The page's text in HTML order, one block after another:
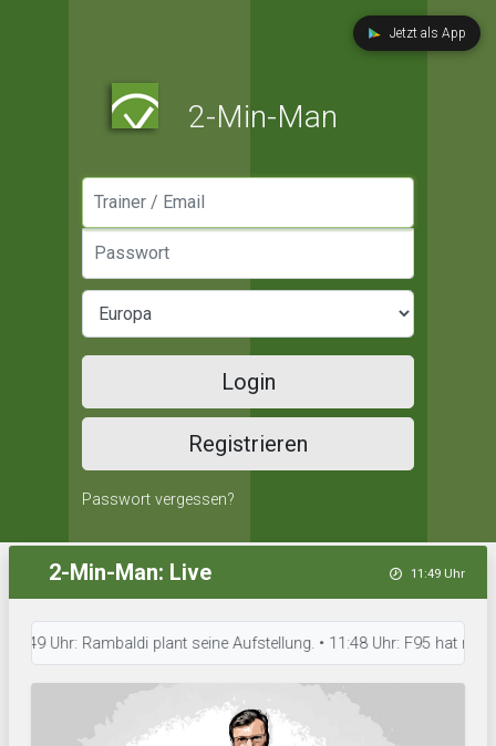
Jetzt als App
2-Min-Man
Login
Registrieren
Passwort vergessen?
2-Min-Man: Live 11:49 Uhr
Uhr: Rambaldi plant seine Aufstellung. • 11:48 Uhr: F95 hat neue